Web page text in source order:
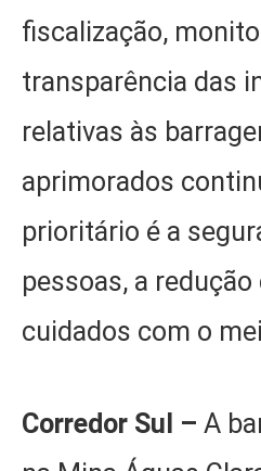
fiscalização,
transparência das
relativas às
aprimorados
prioritário é a
pessoas, a
cuidados com o
Corredor Sul – A